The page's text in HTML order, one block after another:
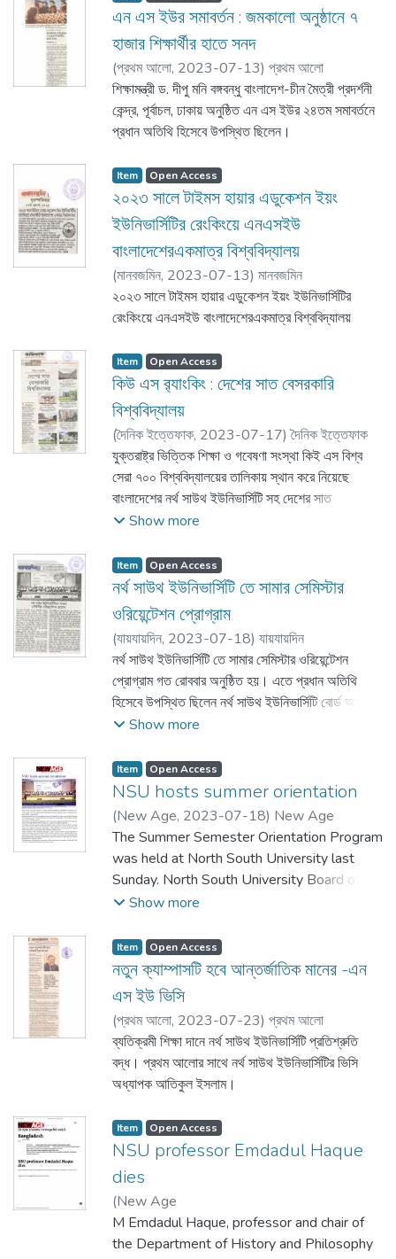
এন এস ইউর সমাবর্তন : জমকালো অনুষ্ঠানে ৭
হাজার শিক্ষার্থীর হাতে সনদ
(প্রথম আলো, 2023-07-13) প্রথম আলো
শিক্ষামন্ত্রী ড. দীপু মনি বঙ্গবন্ধু বাংলাদেশ-চীন মৈত্রী প্রদর্শনী
কেন্দ্র, পূর্বাচল, ঢাকায় অনুষ্ঠিত এন এস ইউর ২৪তম সমাবর্তনে
প্রধান অতিথি হিসেবে উপস্থিত ছিলেন।
Item Open Access
২০২৩ সালে টাইমস হায়ার এডুকেশন ইয়ং
ইউনিভার্সিটির রেংকিংয়ে এনএসইউ
বাংলাদেশেরএকমাত্র বিশ্ববিদ্যালয়
(মানবজমিন, 2023-07-13) মানবজমিন
২০২৩ সালে টাইমস হায়ার এডুকেশন ইয়ং ইউনিভার্সিটির
রেংকিংয়ে এনএসইউ বাংলাদেশেরএকমাত্র বিশ্ববিদ্যালয়
Item Open Access
কিউ এস র‍্যাংকিং : দেশের সাত বেসরকারি
বিশ্ববিদ্যালয়
(দৈনিক ইত্তেফাক, 2023-07-17)দৈনিক ইত্তেফাক
যুক্তরাষ্ট্র ভিত্তিক শিক্ষা ও গবেষণা সংস্থা কিই এস বিশ্ব
সেরা ৭০০ বিশ্ববিদ্যালয়ের তালিকায় স্থান করে নিয়েছে
বাংলাদেশের নর্থ সাউথ ইউনিভার্সিটি সহ দেশের সাত
বিশ্ববিদ্যালয় ।
Show more
Item Open Access
নর্থ সাউথ ইউনিভার্সিটি তে সামার সেমিস্টার
ওরিয়েন্টেশন প্রোগ্রাম
(যায়যায়দিন, 2023-07-18) যায়যায়দিন
নর্থ সাউথ ইউনিভার্সিটি তে সামার সেমিস্টার ওরিয়েন্টেশন
প্রোগ্রাম গত রোববার অনুষ্ঠিত হয়। এতে প্রধান অতিথি
হিসেবে উপস্থিত ছিলেন নর্থ সাউথ ইউনিভার্সিটি বোর্ড অব
ট্রাস্টির চেয়ারম্যান জনাব জাভেদ মুনির আহমেদ।
Show more
Item Open Access
NSU hosts summer orientation
(New Age, 2023-07-18) New Age
The Summer Semester Orientation Program
was held at North South University last
Sunday. North South University Board of
Trustee Chairman Mr. Javed Munir Ahmed
Show more
Item Open Access
নতুন ক্যাম্পাসটি হবে আন্তর্জাতিক মানের -এন
এস ইউ ভিসি
(প্রথম আলো, 2023-07-23) প্রথম আলো
ব্যতিক্রমী শিক্ষা দানে নর্থ সাউথ ইউনিভার্সিটি প্রতিশ্রুতি
বদ্ধ। প্রথম আলোর সাথে নর্থ সাউথ ইউনিভার্সিটির ভিসি
অধ্যাপক আতিকুল ইসলাম।
Item Open Access
NSU professor Emdadul Haque
dies
(New Age
,2023-09-07)
M Emdadul Haque, professor and chair of
the Department of History and Philosophy